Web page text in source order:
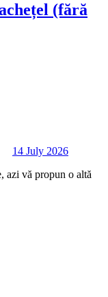
(fără
14 July 2026
azi vă propun o altă